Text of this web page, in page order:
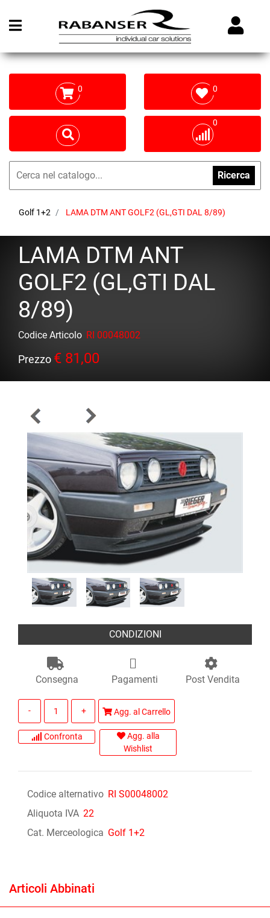
Open menu
0 0
0
Ricerca
Golf 1+2 LAMA DTM ANT GOLF2 (GL,GTI DAL 8/89)
LAMA DTM ANT
GOLF2 (GL,GTI DAL
8/89)
Codice Articolo RI 00048002
Prezzo € 81,00
CONDIZIONI
Consegna Pagamenti Post Vendita
Agg. al Carrello
Confronta
Agg. alla
Wishlist
Codice alternativo RI S00048002
Aliquota IVA 22
Cat. Merceologica Golf 1+2
Articoli Abbinati